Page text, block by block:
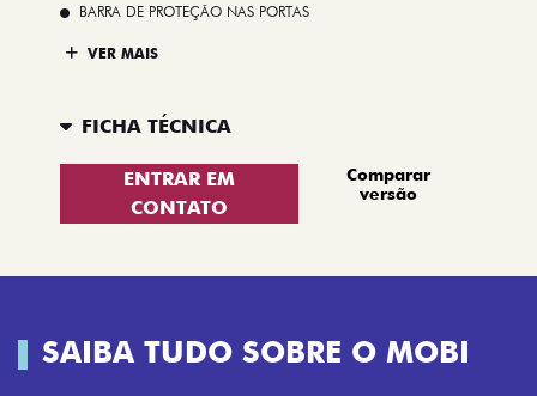
BARRA DE PROTEÇÃO NAS PORTAS
VER MAIS
FICHA TÉCNICA
ENTRAR EM
CONTATO
Comparar
versão
SAIBA TUDO SOBRE O MOBI